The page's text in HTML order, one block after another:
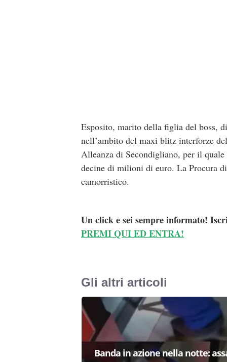
Esposito, marito della figlia del boss,
nell’ambito del maxi blitz interforze
Alleanza di Secondigliano, per il
decine di milioni di euro. La Procura
camorristico.
Un click e sei sempre informato!
PREMI QUI ED ENTRA!
Gli altri articoli
Banda in azione nella notte: